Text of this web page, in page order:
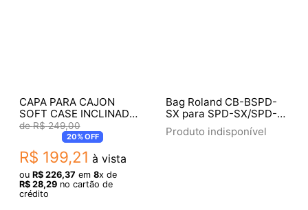
CAPA PARA CAJON
SOFT CASE INCLINADO
START 452
R$ 249,00
20%OFF
R$ 199,21 à vista
ou R$ 226,37 em 8x de
R$ 28,29no cartão de
crédito
Bag Roland CB-BSPD-
SX para SPD-SX/SPD-
SX-PRO Showroom
Produto indisponível